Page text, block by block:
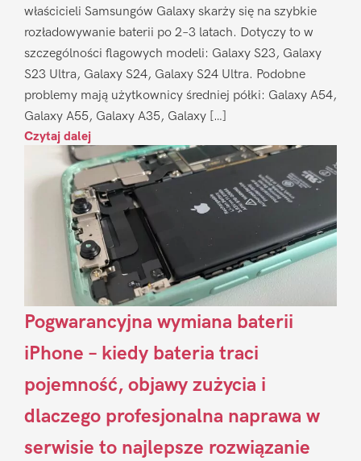
właścicieli Samsungów Galaxy skarży się na szybkie
rozładowywanie baterii po 2–3 latach. Dotyczy to w
szczególności flagowych modeli: Galaxy S23, Galaxy
S23 Ultra, Galaxy S24, Galaxy S24 Ultra. Podobne
problemy mają użytkownicy średniej półki: Galaxy A54,
Galaxy A55, Galaxy A35, Galaxy […]
Czytaj dalej
Pogwarancyjna wymiana baterii
iPhone – kiedy bateria traci
pojemność, objawy zużycia i
dlaczego profesjonalna naprawa w
serwisie to najlepsze rozwiązanie